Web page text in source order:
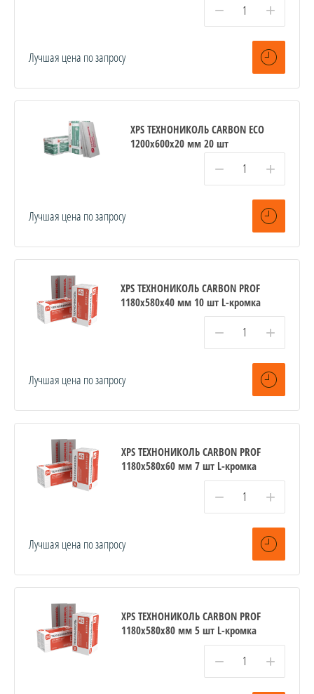
− +
Лучшая цена по запросу
XPS ТЕХНОНИКОЛЬ CARBON ECO
1200х600х20 мм 20 шт
− +
Лучшая цена по запросу
XPS ТЕХНОНИКОЛЬ CARBON PROF
1180х580х40 мм 10 шт L-кромка
− +
Лучшая цена по запросу
XPS ТЕХНОНИКОЛЬ CARBON PROF
1180х580х60 мм 7 шт L-кромка
− +
Лучшая цена по запросу
XPS ТЕХНОНИКОЛЬ CARBON PROF
1180х580х80 мм 5 шт L-кромка
− +